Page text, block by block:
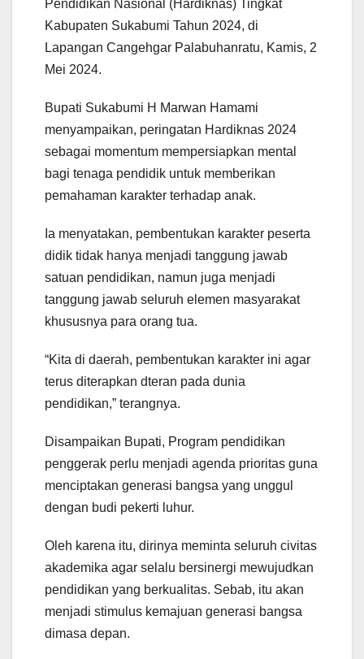
Pendidikan Nasional (Hardiknas) Tingkat
Kabupaten Sukabumi Tahun 2024, di
Lapangan Cangehgar Palabuhanratu, Kamis, 2
Mei 2024.
Bupati Sukabumi H Marwan Hamami
menyampaikan, peringatan Hardiknas 2024
sebagai momentum mempersiapkan mental
bagi tenaga pendidik untuk memberikan
pemahaman karakter terhadap anak.
Ia menyatakan, pembentukan karakter peserta
didik tidak hanya menjadi tanggung jawab
satuan pendidikan, namun juga menjadi
tanggung jawab seluruh elemen masyarakat
khususnya para orang tua.
“Kita di daerah, pembentukan karakter ini agar
terus diterapkan dteran pada dunia
pendidikan,” terangnya.
Disampaikan Bupati, Program pendidikan
penggerak perlu menjadi agenda prioritas guna
menciptakan generasi bangsa yang unggul
dengan budi pekerti luhur.
Oleh karena itu, dirinya meminta seluruh civitas
akademika agar selalu bersinergi mewujudkan
pendidikan yang berkualitas. Sebab, itu akan
menjadi stimulus kemajuan generasi bangsa
dimasa depan.